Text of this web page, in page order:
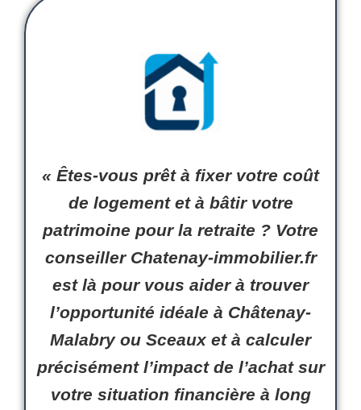
« Êtes-vous prêt à fixer votre coût
de logement et à bâtir votre
patrimoine pour la retraite ? Votre
conseiller Chatenay-immobilier.fr
est là pour vous aider à trouver
l’opportunité idéale à Châtenay-
Malabryou Sceaux et à calculer
précisément l’impact de l’achat sur
votre situation financière à long